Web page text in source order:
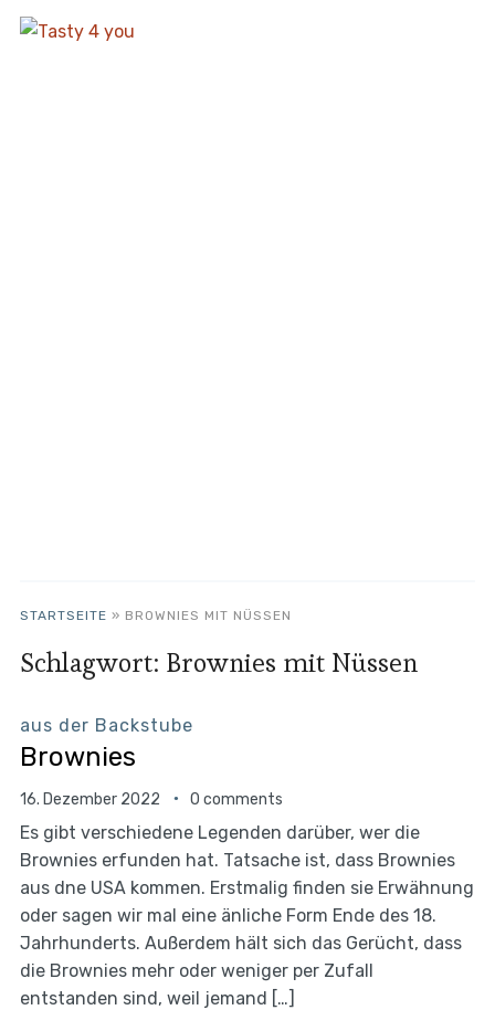
STARTSEITE » BROWNIES MIT NÜSSEN
Schlagwort: Brownies mit Nüssen
aus der Backstube
Brownies
16. Dezember 2022 0 comments
Es gibt verschiedene Legenden darüber, wer die
Brownies erfunden hat. Tatsache ist, dass Brownies
aus dne USA kommen. Erstmalig finden sie Erwähnung
oder sagen wir mal eine änliche Form Ende des 18.
Jahrhunderts. Außerdem hält sich das Gerücht, dass
die Brownies mehr oder weniger per Zufall
entstanden sind, weil jemand […]